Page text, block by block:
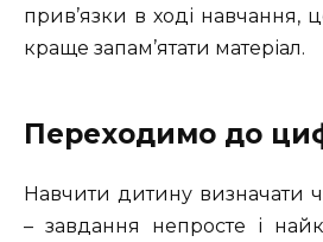
прив’язки в ході навчання,
краще запам’ятати матеріал.
Переходимо до
Навчити дитину визначати
– завдання непросте і